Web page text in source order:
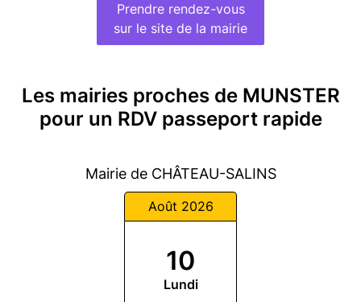
Prendre rendez-vous
sur le site de la mairie
Les mairies proches de MUNSTER
pour un RDV passeport rapide
Mairie de CHÂTEAU-SALINS
Août 2026
10
Lundi